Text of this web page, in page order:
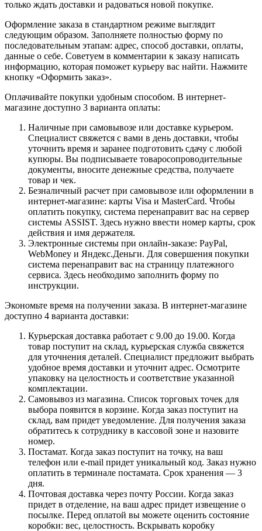
только ждать доставки и радоваться новой покупке.
Оформление заказа в стандартном режиме выглядит
следующим образом. Заполняете полностью форму по
последовательным этапам: адрес, способ доставки, оплаты,
данные о себе. Советуем в комментарии к заказу написать
информацию, которая поможет курьеру вас найти. Нажмите
кнопку «Оформить заказ».
Оплачивайте покупки удобным способом. В интернет-
магазине доступно 3 варианта оплаты:
Наличные при самовывозе или доставке курьером.
Специалист свяжется с вами в день доставки, чтобы
уточнить время и заранее подготовить сдачу с любой
купюры. Вы подписываете товаросопроводительные
документы, вносите денежные средства, получаете
товар и чек.
Безналичный расчет при самовывозе или оформлении в
интернет-магазине: карты Visa и MasterCard. Чтобы
оплатить покупку, система перенаправит вас на сервер
системы ASSIST. Здесь нужно ввести номер карты, срок
действия и имя держателя.
Электронные системы при онлайн-заказе: PayPal,
WebMoney и Яндекс.Деньги. Для совершения покупки
система перенаправит вас на страницу платежного
сервиса. Здесь необходимо заполнить форму по
инструкции.
Экономьте время на получении заказа. В интернет-магазине
доступно 4 варианта доставки:
Курьерская доставка работает с 9.00 до 19.00. Когда
товар поступит на склад, курьерская служба свяжется
для уточнения деталей. Специалист предложит выбрать
удобное время доставки и уточнит адрес. Осмотрите
упаковку на целостность и соответствие указанной
комплектации.
Самовывоз из магазина. Список торговых точек для
выбора появится в корзине. Когда заказ поступит на
склад, вам придет уведомление. Для получения заказа
обратитесь к сотруднику в кассовой зоне и назовите
номер.
Постамат. Когда заказ поступит на точку, на ваш
телефон или e-mail придет уникальный код. Заказ нужно
оплатить в терминале постамата. Срок хранения — 3
дня.
Почтовая доставка через почту России. Когда заказ
придет в отделение, на ваш адрес придет извещение о
посылке. Перед оплатой вы можете оценить состояние
коробки: вес, целостность. Вскрывать коробку